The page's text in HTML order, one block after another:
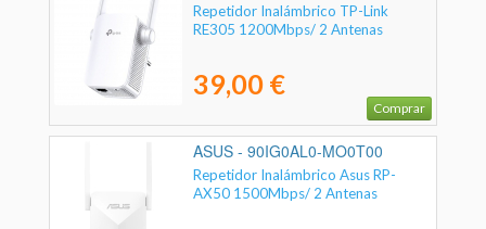
Repetidor Inalámbrico TP-Link
RE305 1200Mbps/ 2 Antenas
39,00 €
Comprar
ASUS - 90IG0AL0-MO0T00
Repetidor Inalámbrico Asus RP-
AX50 1500Mbps/ 2 Antenas